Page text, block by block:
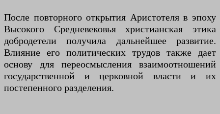
После повторного открытия Аристотеля в эпоху
Высокого Средневековья христианская этика
добродетели получила дальнейшее развитие.
Влияние его политических трудов также дает
основу для переосмысления взаимоотношений
государственной и церковной власти и их
постепенного разделения.